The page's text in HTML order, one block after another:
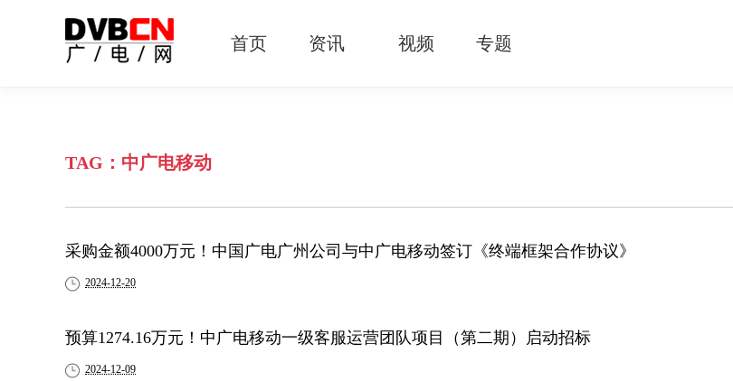
首页 资讯 视频 专题
TAG：中广电移动
采购金额4000万元！中国广电广州公司与中广电移动签订《终端框架合作协议》
2024-12-20
预算1274.16万元！中广电移动一级客服运营团队项目（第二期）启动招标
2024-12-09